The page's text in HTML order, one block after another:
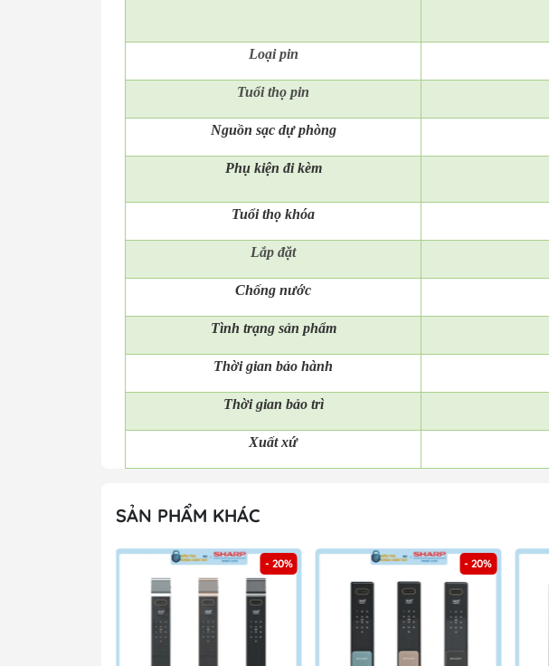
Loại pin
Tuổi thọ pin
Nguồn sạc dự phòng
Phụ kiện đi kèm
Tuổi thọ khóa
Lắp đặt
Chống nước
Tình trạng sản phẩm
Thời gian bảo hành
Thời gian bảo trì
Xuất xứ
SẢN PHẨM KHÁC
- 20% - 20%